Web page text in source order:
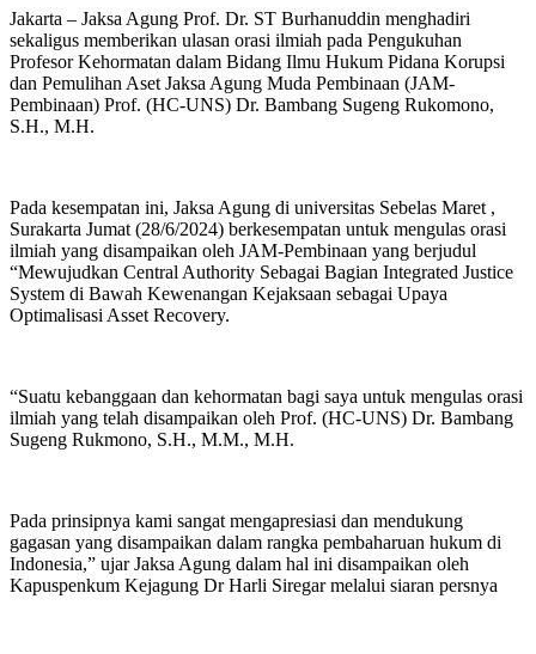
Jakarta – Jaksa Agung Prof. Dr. ST Burhanuddin menghadiri
sekaligus memberikan ulasan orasi ilmiah pada Pengukuhan
Profesor Kehormatan dalam Bidang Ilmu Hukum Pidana Korupsi
dan Pemulihan Aset Jaksa Agung Muda Pembinaan (JAM-
Pembinaan) Prof. (HC-UNS) Dr. Bambang Sugeng Rukomono,
S.H., M.H.
Pada kesempatan ini, Jaksa Agung di universitas Sebelas Maret ,
Surakarta Jumat (28/6/2024) berkesempatan untuk mengulas orasi
ilmiah yang disampaikan oleh JAM-Pembinaan yang berjudul
“Mewujudkan Central Authority Sebagai Bagian Integrated Justice
System di Bawah Kewenangan Kejaksaan sebagai Upaya
Optimalisasi Asset Recovery.
“Suatu kebanggaan dan kehormatan bagi saya untuk mengulas orasi
ilmiah yang telah disampaikan oleh Prof. (HC-UNS) Dr. Bambang
Sugeng Rukmono, S.H., M.M., M.H.
Pada prinsipnya kami sangat mengapresiasi dan mendukung
gagasan yang disampaikan dalam rangka pembaharuan hukum di
Indonesia,” ujar Jaksa Agung dalam hal ini disampaikan oleh
Kapuspenkum Kejagung Dr Harli Siregar melalui siaran persnya